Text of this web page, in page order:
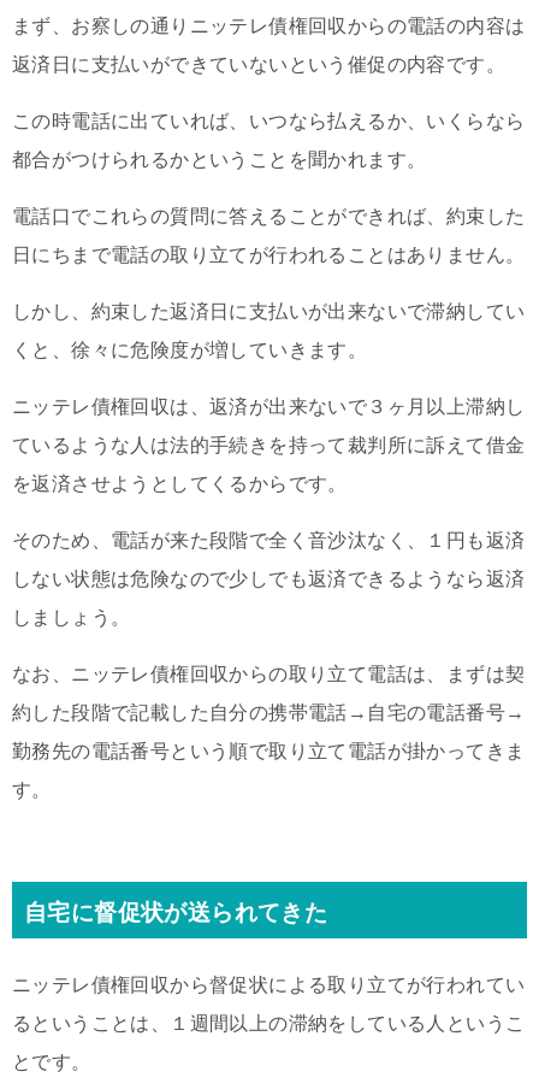
まず、お察しの通りニッテレ債権回収からの電話の内容は
返済日に支払いができていないという催促の内容です。
この時電話に出ていれば、いつなら払えるか、いくらなら
都合がつけられるかということを聞かれます。
電話口でこれらの質問に答えることができれば、約束した
日にちまで電話の取り立てが行われることはありません。
しかし、約束した返済日に支払いが出来ないで滞納してい
くと、徐々に危険度が増していきます。
ニッテレ債権回収は、返済が出来ないで３ヶ月以上滞納し
ているような人は法的手続きを持って裁判所に訴えて借金
を返済させようとしてくるからです。
そのため、電話が来た段階で全く音沙汰なく、１円も返済
しない状態は危険なので少しでも返済できるようなら返済
しましょう。
なお、ニッテレ債権回収からの取り立て電話は、まずは契
約した段階で記載した自分の携帯電話→自宅の電話番号→
勤務先の電話番号という順で取り立て電話が掛かってきま
す。
自宅に督促状が送られてきた
ニッテレ債権回収から督促状による取り立てが行われてい
るということは、１週間以上の滞納をしている人というこ
とです。